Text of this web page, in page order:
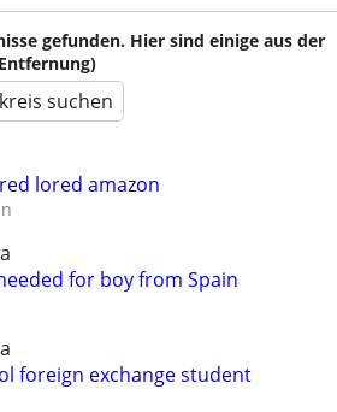
gefunden. Hier sind einige aus der
suchen
lored amazon
for boy from Spain
foreign exchange student